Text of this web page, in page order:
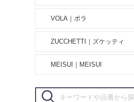
VOLA｜ボラ
ZUCCHETTI｜ズケッティ
MEISUI｜MEISUI